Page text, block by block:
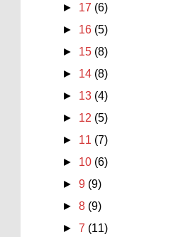
► 17 (6)
► 16 (5)
► 15 (8)
► 14 (8)
► 13 (4)
► 12 (5)
► 11 (7)
► 10 (6)
►9 (9)
►8 (9)
►7 (11)